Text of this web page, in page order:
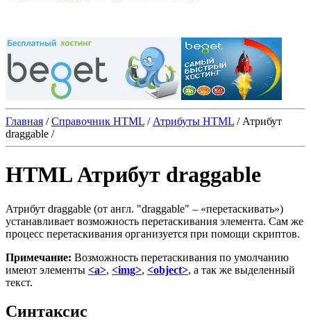
Главная / Справочник HTML / Атрибуты HTML / Атрибут
draggable /
HTML Атрибут draggable
Атрибут draggable (от англ. "draggable" ‒ «перетаскивать»)
устанавливает возможность перетаскивания элемента. Сам же
процесс перетаскивания организуется при помощи скриптов.
Примечание: Возможность перетаскивания по умолчанию
имеют элементы <a>, <img>, <object>, а так же выделенный
текст.
Синтаксис